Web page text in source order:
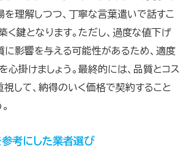
を理解しつつ、丁寧な言葉遣いで話すこ
く鍵となります。ただし、過度な値下げ
に影響を与える可能性があるため、適度
心掛けましょう。最終的には、品質とコス
視して、納得のいく価格で契約すること
参考にした業者選び